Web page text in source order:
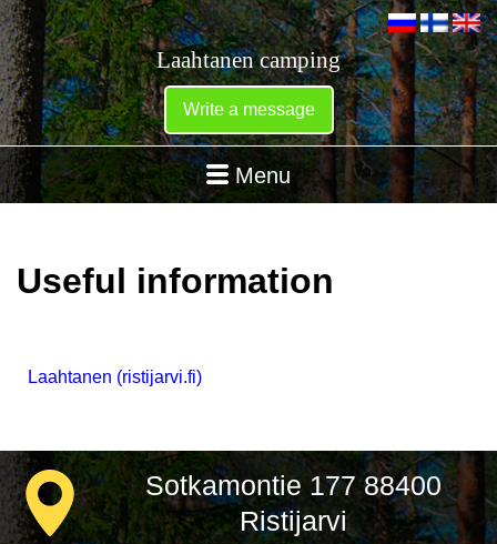
Laahtanen camping
Write a message
Menu
Useful information
Laahtanen (ristijarvi.fi)
Sotkamontie 177 88400
Ristijarvi